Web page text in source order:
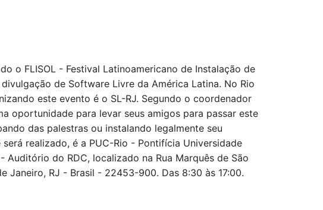
o FLISOL - Festival Latinoamericano de Instalação de
de Software Livre da América Latina. No Rio
este evento é o SL-RJ. Segundo o coordenador
oportunidade para levar seus amigos para passar este
das palestras ou instalando legalmente seu
realizado, é a PUC-Rio - Pontifícia Universidade
Auditório do RDC, localizado na Rua Marquês de São
Janeiro, RJ - Brasil - 22453-900. Das 8:30 às 17:00.